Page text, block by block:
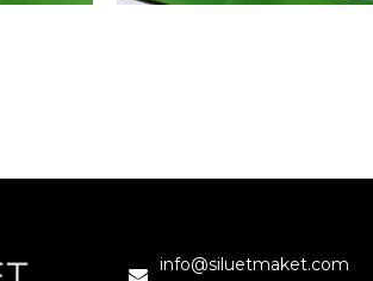
info@siluetmaket.com